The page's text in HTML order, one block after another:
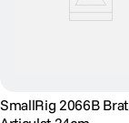
SmallRig 2066B Brat